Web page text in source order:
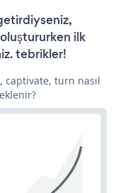
ilk
tebrikler!
turn nasıl